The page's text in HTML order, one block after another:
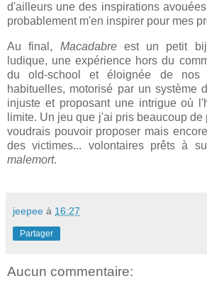
d'ailleurs une des inspirations
probablement m'en inspirer pour mes
Au final, Macadabreest un petit
ludique, une expérience hors du
du old-school et éloignée de nos
habituelles, motorisé par un système
injuste et proposant une intrigue où
limite. Un jeu que j'ai pris beaucoup
voudrais pouvoir proposer mais
des victimes... volontaires prêts à
malemort.
jeepee à 16:27
Partager
Aucun commentaire: